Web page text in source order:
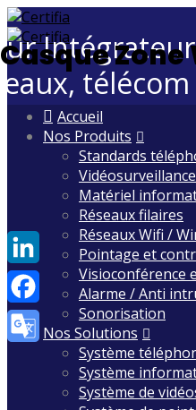
Skip
Accueil
Nos Produits
Standards
Vidéosurveillance
Matériel
Réseaux filaires
Réseaux Wifi /
Pointage et
Visioconférence
Alarme / Anti
Sonorisation
Nos Solutions
Système
Système
Système de
Casque
LinkedIn
Facebook
Translate